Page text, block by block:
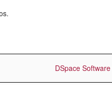
DSpace Software